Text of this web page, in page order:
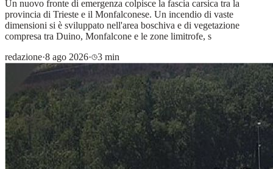
Un nuovo fronte di emergenza colpisce la fascia carsica tra la
provincia di Trieste e il Monfalconese. Un incendio di vaste
dimensioni si è sviluppato nell'area boschiva e di vegetazione
compresa tra Duino, Monfalcone e le zone limitrofe, s
redazione·8 ago 2026· 3 min